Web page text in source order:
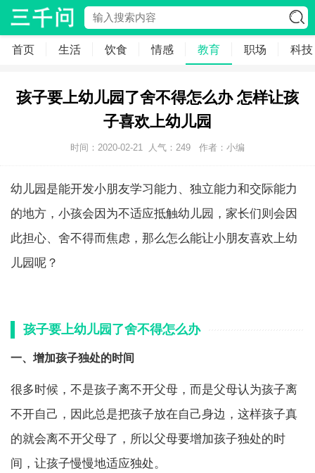
首页 生活 饮食 情感 教育 职场 科技
孩子要上幼儿园了舍不得怎么办 怎样让孩
子喜欢上幼儿园
时间：2020-02-21 人气： 249 作者：小编
幼儿园是能开发小朋友学习能力、独立能力和交际能力
的地方，小孩会因为不适应抵触幼儿园，家长们则会因
此担心、舍不得而焦虑，那么怎么能让小朋友喜欢上幼
儿园呢？
孩子要上幼儿园了舍不得怎么办
一、增加孩子独处的时间
很多时候，不是孩子离不开父母，而是父母认为孩子离
不开自己，因此总是把孩子放在自己身边，这样孩子真
的就会离不开父母了，所以父母要增加孩子独处的时
间，让孩子慢慢地适应独处。